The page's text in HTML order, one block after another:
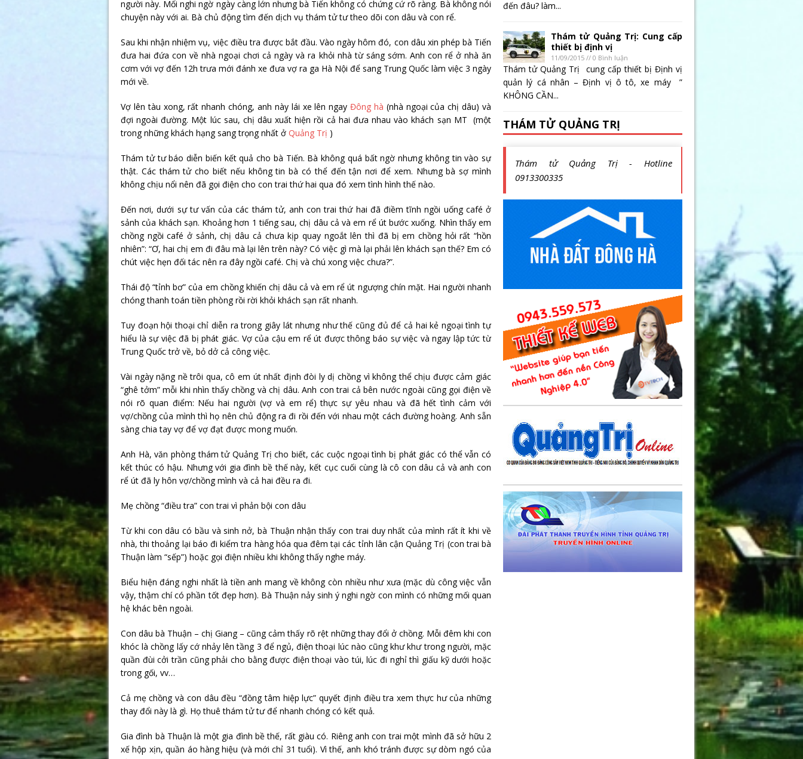
người này. Mối nghi ngờ ngày càng lớn nhưng bà Tiến không có chứng cứ rõ ràng. Bà không nói
chuyện này với ai. Bà chủ động tìm đến dịch vụ thám tử tư theo dõi con dâu và con rể.
Sau khi nhận nhiệm vụ, việc điều tra được bắt đầu. Vào ngày hôm đó, con dâu xin phép bà Tiến
đưa hai đứa con về nhà ngoại chơi cả ngày và ra khỏi nhà từ sáng sớm. Anh con rể ở nhà ăn
cơm với vợ đến 12h trưa mới đánh xe đưa vợ ra ga Hà Nội để sang Trung Quốc làm việc 3 ngày
mới về.
Vợ lên tàu xong, rất nhanh chóng, anh này lái xe lên ngayĐông hà (nhà ngoại của chị dâu) và
đợi ngoài đường. Một lúc sau, chị dâu xuất hiện rồi cả hai đưa nhau vào khách sạn MT (một
trong những khách hạng sang trọng nhất ở Quảng Trị )
Thám tử tư báo diễn biến kết quả cho bà Tiến. Bà không quá bất ngờ nhưng không tin vào sự
thật. Các thám tử cho biết nếu không tin bà có thể đến tận nơi để xem. Nhưng bà sợ mình
không chịu nổi nên đã gọi điện cho con trai thứ hai qua đó xem tình hình thế nào.
Đến nơi, dưới sự tư vấn của các thám tử, anh con trai thứ hai đã điềm tĩnh ngồi uống café ở
sảnh của khách sạn. Khoảng hơn 1 tiếng sau, chị dâu cả và em rể út bước xuống. Nhìn thấy em
chồng ngồi café ở sảnh, chị dâu cả chưa kịp quay ngoắt lên thì đã bị em chồng hỏi rất “hồn
nhiên”: “Ơ, hai chị em đi đâu mà lại lên trên này? Có việc gì mà lại phải lên khách sạn thế? Em có
chút việc hẹn đối tác nên ra đây ngồi café. Chị và chú xong việc chưa?”.
Thái độ “tỉnh bơ” của em chồng khiến chị dâu cả và em rể út ngượng chín mặt. Hai người nhanh
chóng thanh toán tiền phòng rồi rời khỏi khách sạn rất nhanh.
Tuy đoạn hội thoại chỉ diễn ra trong giây lát nhưng như thế cũng đủ để cả hai kẻ ngoại tình tự
hiểu là sự việc đã bị phát giác. Vợ của cậu em rể út được thông báo sự việc và ngay lập tức từ
Trung Quốc trở về, bỏ dở cả công việc.
Vài ngày nặng nề trôi qua, cô em út nhất định đòi ly dị chồng vì không thể chịu được cảm giác
“ghê tởm” mỗi khi nhìn thấy chồng và chị dâu. Anh con trai cả bên nước ngoài cũng gọi điện về
nói rõ quan điểm: Nếu hai người (vợ và em rể) thực sự yêu nhau và đã hết tình cảm với
vợ/chồng của mình thì họ nên chủ động ra đi rồi đến với nhau một cách đường hoàng. Anh sẵn
sàng chia tay vợ để vợ đạt được mong muốn.
Anh Hà, văn phòng thám tử Quảng Trị cho biết, các cuộc ngoại tình bị phát giác có thể vẫn có
kết thúc có hậu. Nhưng với gia đình bề thế này, kết cục cuối cùng là cô con dâu cả và anh con
rể út đã ly hôn vợ/chồng mình và cả hai đều ra đi.
Mẹ chồng “điều tra” con trai vì phản bội con dâu
Từ khi con dâu có bầu và sinh nở, bà Thuận nhận thấy con trai duy nhất của mình rất ít khi về
nhà, thi thoảng lại báo đi kiểm tra hàng hóa qua đêm tại các tỉnh lân cận Quảng Trị (con trai bà
Thuận làm “sếp”) hoặc gọi điện nhiều khi không thấy nghe máy.
Biểu hiện đáng nghi nhất là tiền anh mang về không còn nhiều như xưa (mặc dù công việc vẫn
vậy, thậm chí có phần tốt đẹp hơn). Bà Thuận nảy sinh ý nghi ngờ con mình có những mối quan
hệ khác bên ngoài.
Con dâu bà Thuận – chị Giang – cũng cảm thấy rõ rệt những thay đổi ở chồng. Mỗi đêm khi con
khóc là chồng lấy cớ nhảy lên tầng 3 để ngủ, điện thoại lúc nào cũng khư khư trong người, mặc
quần đùi cởi trần cũng phải cho bằng được điện thoại vào túi, lúc đi nghỉ thì giấu kỹ dưới hoặc
trong gối, vv…
Cả mẹ chồng và con dâu đều “đồng tâm hiệp lực” quyết định điều tra xem thực hư của những
thay đổi này là gì. Họ thuê thám tử tư để nhanh chóng có kết quả.
Gia đình bà Thuận là một gia đình bề thế, rất giàu có. Riêng anh con trai một mình đã sở hữu 2
xế hộp xịn, quần áo hàng hiệu (và mới chỉ 31 tuổi). Vì thế, anh khó tránh được sự dòm ngó của
đến đâu? làm...
Thám tử Quảng Trị: Cung cấp
thiết bị định vị
11/09/2015 // 0 Bình luận
Thám tử Quảng Trị cung cấp thiết bị Định vị
quản lý cá nhân – Định vị ô tô, xe máy ”
KHÔNG CẦN...
THÁM TỬ QUẢNG TRỊ
Thám tử Quảng Trị - Hotline
0913300335